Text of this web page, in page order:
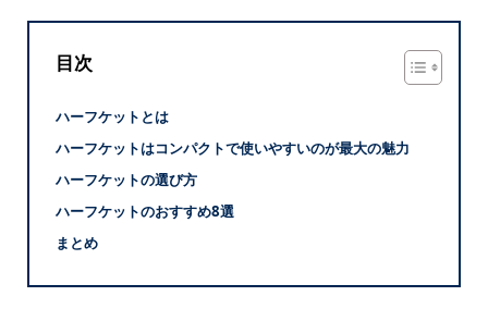
目次
ハーフケットとは
ハーフケットはコンパクトで使いやすいのが最大の魅力
ハーフケットの選び方
ハーフケットのおすすめ8選
まとめ